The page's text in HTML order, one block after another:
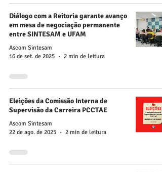
Diálogo com a Reitoria garante avanço
em mesa de negociação permanente
entre SINTESAM e UFAM
Ascom Sintesam
16 de set. de 2025
2 min de leitura
Eleições da Comissão Interna de
Supervisão da Carreira PCCTAE
Ascom Sintesam
22 de ago. de 2025
2 min de leitura